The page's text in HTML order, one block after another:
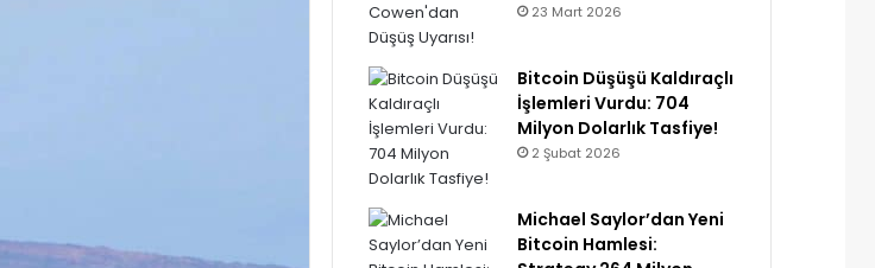
23 Mart 2026
Bitcoin Düşüşü Kaldıraçlı
İşlemleri Vurdu: 704
Milyon Dolarlık Tasfiye!
2 Şubat 2026
Michael Saylor’dan Yeni
Bitcoin Hamlesi: